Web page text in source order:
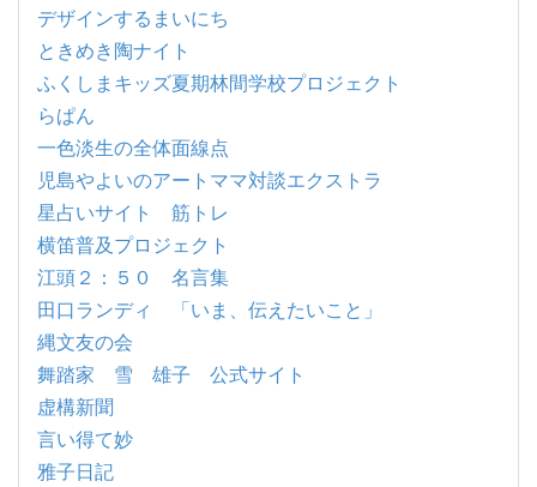
デザインするまいにち
ときめき陶ナイト
ふくしまキッズ夏期林間学校プロジェクト
らぱん
一色淡生の全体面線点
児島やよいのアートママ対談エクストラ
星占いサイト 筋トレ
横笛普及プロジェクト
江頭２：５０ 名言集
田口ランディ 「いま、伝えたいこと」
縄文友の会
舞踏家 雪 雄子 公式サイト
虚構新聞
言い得て妙
雅子日記